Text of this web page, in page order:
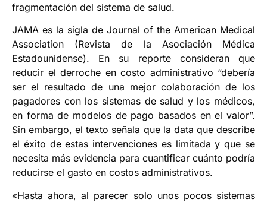
fragmentación del sistema de salud.
JAMA es la sigla de Journal of the American Medical
Association (Revista de la Asociación Médica
Estadounidense). En su reporte consideran que
reducir el derroche en costo administrativo “debería
ser el resultado de una mejor colaboración de los
pagadores con los sistemas de salud y los médicos,
en forma de modelos de pago basados ​​en el valor”.
Sin embargo, el texto señala que la data que describe
el éxito de estas intervenciones es limitada y que se
necesita más evidencia para cuantificar cuánto podría
reducirse el gasto en costos administrativos.
«Hasta ahora, al parecer solo unos pocos sistemas